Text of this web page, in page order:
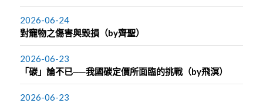
2026-06-24
對寵物之傷害與毀損（by齊聖）
2026-06-23
「碳」論不已──我國碳定價所面臨的挑戰（by飛溟）
2026-06-23